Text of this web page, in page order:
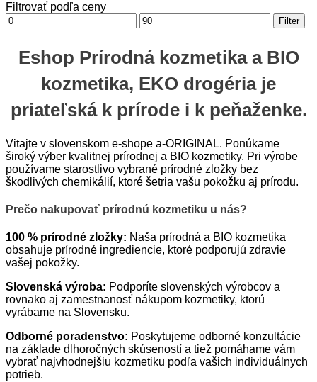
Filtrovať podľa ceny
Minimálna
cena
Maximálna
cena
Filter
Eshop Prírodná kozmetika a BIO
kozmetika, EKO drogéria je
priateľská k prírode i k peňaženke.
Vitajte v slovenskom e-shope a-ORIGINAL. Ponúkame
široký výber kvalitnej prírodnej a BIO kozmetiky. Pri výrobe
používame starostlivo vybrané prírodné zložky bez
škodlivých chemikálií, ktoré šetria vašu pokožku aj prírodu.
Prečo nakupovať prírodnú kozmetiku u nás?
100 % prírodné zložky: Naša prírodná a BIO kozmetika
obsahuje prírodné ingrediencie, ktoré podporujú zdravie
vašej pokožky.
Slovenská výroba: Podporíte slovenských výrobcov a
rovnako aj zamestnanosť nákupom kozmetiky, ktorú
vyrábame na Slovensku.
Odborné poradenstvo: Poskytujeme odborné konzultácie
na základe dlhoročných skúseností a tiež pomáhame vám
vybrať najvhodnejšiu kozmetiku podľa vašich individuálnych
potrieb.